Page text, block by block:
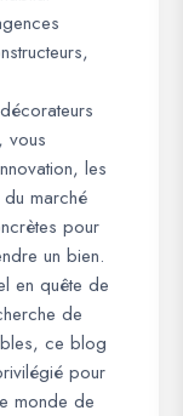
vous
les
du marché
pour
un bien.
en quête de
de
ce blog
pour
monde de